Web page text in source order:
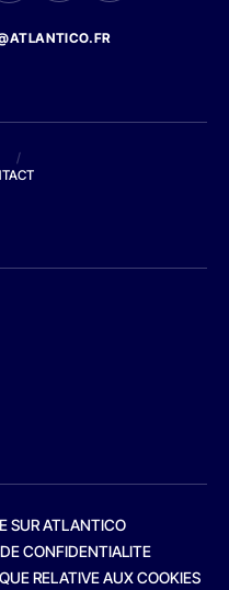
/
SUR ATLANTICO
CONFIDENTIALITE
RELATIVE AUX COOKIES